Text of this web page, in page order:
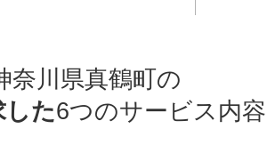
奈川県真鶴町の
た6つのサービス内容